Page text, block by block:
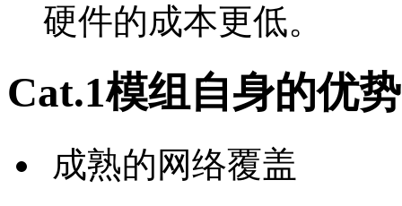
硬件的成本更低。
Cat.1模组自身的优势
成熟的网络覆盖